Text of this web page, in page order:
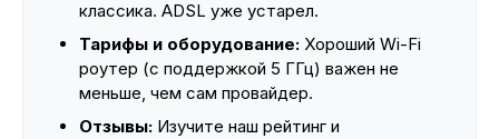
классика. ADSL уже устарел.
Тарифы и оборудование: Хороший Wi-Fi
роутер (с поддержкой 5 ГГц) важен не
меньше, чем сам провайдер.
Отзывы: Изучите наш рейтинг и